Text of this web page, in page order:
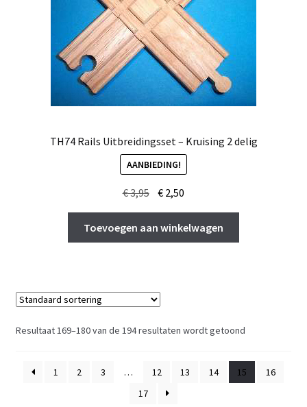
TH74 Rails Uitbreidingsset – Kruising 2 delig
AANBIEDING!
€3,95 Oorspronkelijke
was:
€ 3,95.
€ 2,50
is:
€ 2,50.
Toevoegen aan winkelwagen
Resultaat 169–180 van de 194 resultaten wordt getoond
1 2 3 … 12 13 14 15
16
17